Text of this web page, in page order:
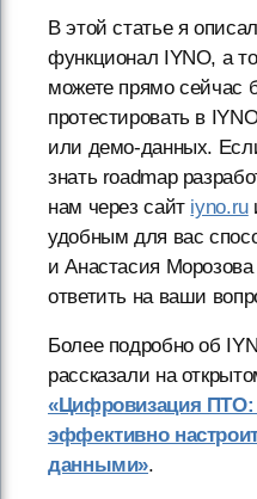
В этой статье я
функционал IYNO, а
можете прямо сейчас
протестировать в
или демо-данных.
знать roadmap
нам через сайт iyno.ru
удобным для вас
и Анастасия
ответить на ваши
Более подробно об
рассказали на
«Цифровизация ПТО:
эффективно
данными».